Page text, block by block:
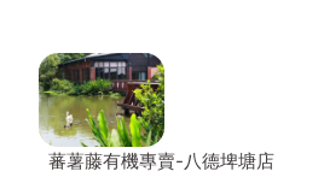
蕃薯藤有機專賣-八德埤塘店